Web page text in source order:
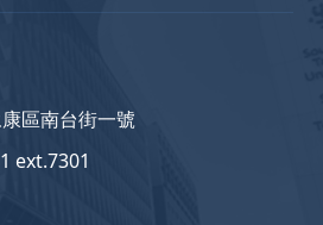
區南台街一號
ext.7301